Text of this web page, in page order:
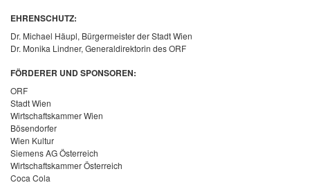
EHRENSCHUTZ:
Dr. Michael Häupl, Bürgermeister der Stadt Wien
Dr. Monika Lindner, Generaldirektorin des ORF
FÖRDERER UND SPONSOREN:
ORF
Stadt Wien
Wirtschaftskammer Wien
Bösendorfer
Wien Kultur
Siemens AG Österreich
Wirtschaftskammer Österreich
Coca Cola